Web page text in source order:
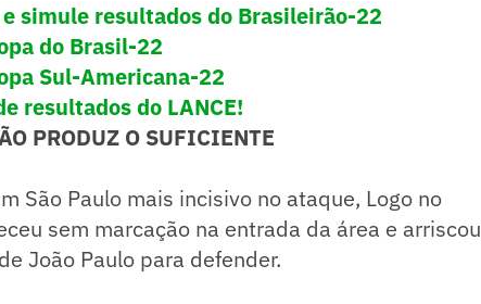
simule resultados do Brasileirão-22
do Brasil-22
Sul-Americana-22
resultados do LANCE!
PRODUZ O SUFICIENTE
São Paulo mais incisivo no ataque, Logo no
sem marcação na entrada da área e arriscou
João Paulo para defender.